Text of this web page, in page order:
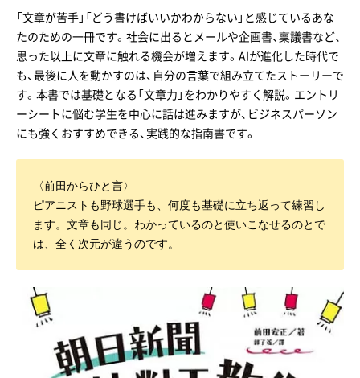
「文章が苦手」「どう書けばいいかわからない」と感じているあな
たのための一冊です。社会に出るとメールや企画書、稟議書など、
思った以上に文章に触れる機会が増えます。AIが進化した時代で
も、最後に人を動かすのは、自分の言葉で組み立てたストーリーで
す。本書では基礎となる「文章力」をわかりやすく解説。エントリ
ーシートに悩む学生を中心に話は進みますが、ビジネスパーソン
にも強くおすすめできる、実践的な指南書です。
〈前田からひと言〉
ピアニストも野球選手も、何度も基礎に立ち返って練習し
ます。文章も同じ。わかっているのと使いこなせるのとで
は、全く次元が違うのです。